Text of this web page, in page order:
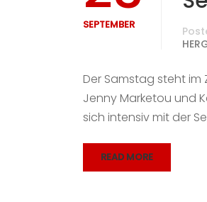
SEPTEMBER
Der Samstag steht im
Jenny Marketou und
sich intensiv mit der
READ MORE